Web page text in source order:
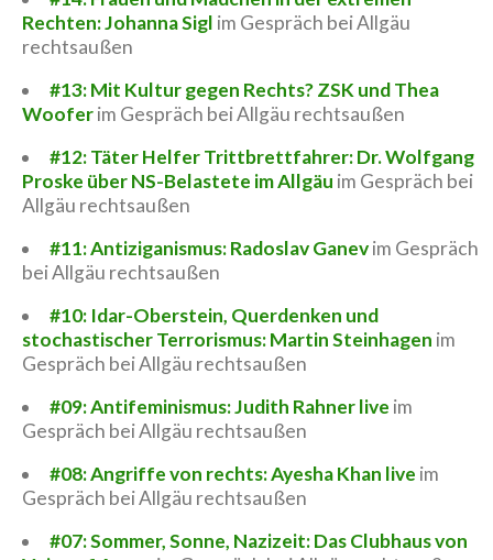
Rechten: Johanna Sigl im Gespräch bei Allgäu
rechtsaußen
#13: Mit Kultur gegen Rechts? ZSK und Thea
Wooferim Gespräch bei Allgäu rechtsaußen
#12: Täter Helfer Trittbrettfahrer: Dr. Wolfgang
Proske über NS-Belastete im Allgäu im Gespräch bei
Allgäu rechtsaußen
#11: Antiziganismus: Radoslav Ganevim Gespräch
bei Allgäu rechtsaußen
#10: Idar-Oberstein, Querdenken und
stochastischer Terrorismus: Martin Steinhagen im
Gespräch bei Allgäu rechtsaußen
#09: Antifeminismus: Judith Rahner live im
Gespräch bei Allgäu rechtsaußen
#08: Angriffe von rechts: Ayesha Khan live im
Gespräch bei Allgäu rechtsaußen
#07: Sommer, Sonne, Nazizeit: Das Clubhaus von